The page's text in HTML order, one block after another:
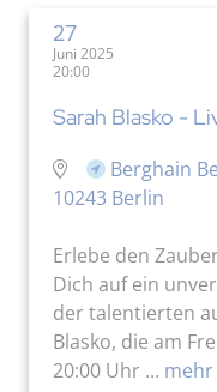
27
Juni 2025
20:00
Sarah Blasko -
Berghain
10243 Berlin
Erlebe den
Dich auf ein
der talentierten
Blasko, die am
20:00 Uhr ... mehr